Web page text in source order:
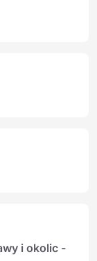
i okolic -